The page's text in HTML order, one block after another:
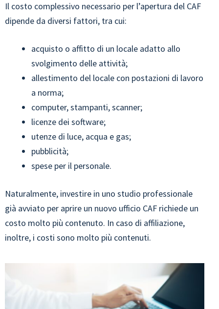
Il costo complessivo necessario per l’apertura del CAF
dipende da diversi fattori, tra cui:
acquisto o affitto di un locale adatto allo
svolgimento delle attività;
allestimento del locale con postazioni di lavoro
a norma;
computer, stampanti, scanner;
licenze dei software;
utenze di luce, acqua e gas;
pubblicità;
spese per il personale.
Naturalmente, investire in uno studio professionale
già avviato per aprire un nuovo ufficio CAF richiede un
costo molto più contenuto. In caso di affiliazione,
inoltre, i costi sono molto più contenuti.